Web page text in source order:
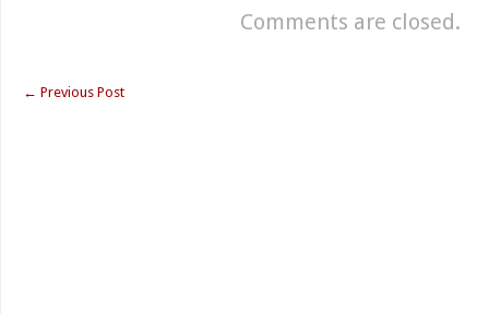
Comments are closed.
← Previous Post